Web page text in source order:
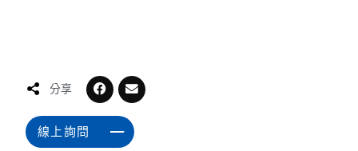
分享
線上詢問